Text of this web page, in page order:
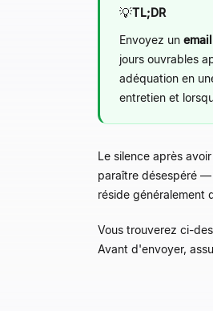
💡TL;DR
Envoyez un
jours ouvrables
adéquation en
entretien et
Le silence après
paraître désespéré —
réside généralement
Vous trouverez ci-
Avant d'envoyer,